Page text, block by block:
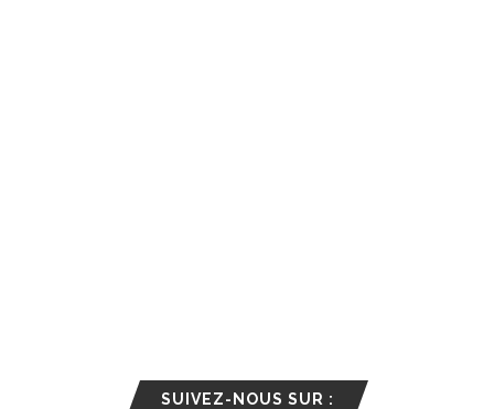
SUIVEZ-NOUS SUR :